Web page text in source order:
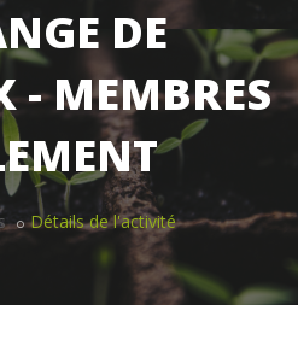
DE
- MEMBRES
Détails de l'activité